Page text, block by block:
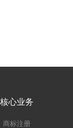
核心业务
商标注册